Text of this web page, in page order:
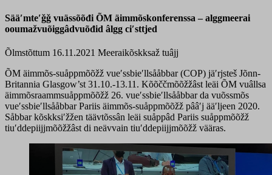
Sääʹmteʹǧǧ vuässõõđi ÕM äimmõskonferenssa – alggmeerai
ooumažvuõiggâdvuõđid âlgg ciʹsttjed
Õlmstõttum 16.11.2021 Meeraikõskksaž tuâjj
ÕM äimmõs-suåppmõõžž vueʹssbieʹllsååbbar (COP) jäʹrjsteš Jõnn-
Britannia Glasgow’st 31.10.-13.11. Kõõččmõõžžâst leäi ÕM vuâllsa
äimmõsraammsuåppmõõžž 26. vueʹssbieʹllsååbbar da vuõssmõs
vueʹssbieʹllsååbbar Pariis äimmõs-suåppmõõžž pââʹj ääʹljeen 2020.
Såbbar kõskksiʹžžen täävtõssân leäi suåppâd Pariis suåppmõõžž
tiuʹddepiijjmõõžžâst di neävvain tiuʹddepiijjmõõžž vääras.